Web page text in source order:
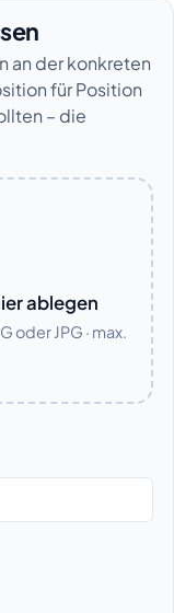
an der konkreten
für Position
– die
ablegen
oder JPG · max.